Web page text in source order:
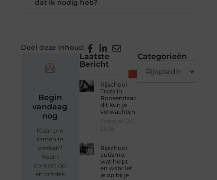
dat ik nodig heb?
Deel deze inhoud:
Laatste
Bericht
Rijschool
Trots in
Roosendaal:
dit kun je
verwachten
Rijschool
autisme:
wat helpt
en waar let
je op bij je
Categorieën
Begin
vandaag
nog
Klaar om
samen te
werken?
Neem
contact op
en ontdek